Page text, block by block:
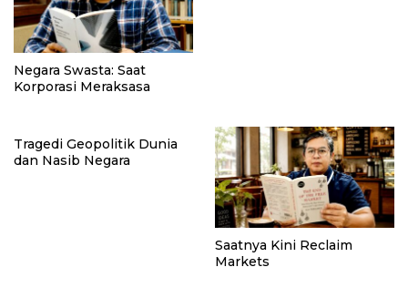
Negara Swasta: Saat
Korporasi Meraksasa
Tragedi Geopolitik Dunia
dan Nasib Negara
Saatnya Kini Reclaim
Markets